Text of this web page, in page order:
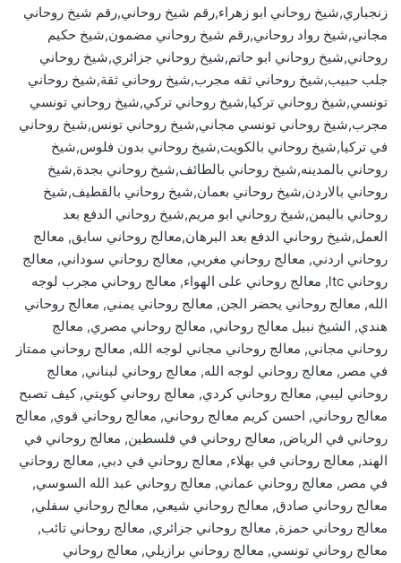
زنجباري,شيخ روحاني ابو زهراء,رقم شيخ روحاني,رقم شيخ روحاني
مجاني,شيخ رواد روحاني,رقم شيخ روحاني مضمون,شيخ حكيم
روحاني,شيخ روحاني ابو حاتم,شيخ روحاني جزائري,شيخ روحاني
جلب حبيب,شيخ روحاني ثقه مجرب,شيخ روحاني ثقة,شيخ روحاني
تونسي,شيخ روحاني تركيا,شيخ روحاني تركي,شيخ روحاني تونسي
مجرب,شيخ روحاني تونسي مجاني,شيخ روحاني تونس,شيخ روحاني
في تركيا,شيخ روحاني بالكويت,شيخ روحاني بدون فلوس,شيخ
روحاني بالمدينه,شيخ روحاني بالطائف,شيخ روحاني بجدة,شيخ
روحاني بالاردن,شيخ روحاني بعمان,شيخ روحاني بالقطيف,شيخ
روحاني باليمن,شيخ روحاني ابو مريم,شيخ روحاني الدفع بعد
العمل,شيخ روحاني الدفع بعد البرهان,معالج روحاني سابق, معالج
روحاني اردني, معالج روحاني مغربي, معالج روحاني سوداني, معالج
روحاني ltc, معالج روحاني على الهواء, معالج روحاني مجرب لوجه
الله, معالج روحاني يحضر الجن, معالج روحاني يمني, معالج روحاني
هندي, الشيخ نبيل معالج روحاني, معالج روحاني مصري, معالج
روحاني مجاني, معالج روحاني مجاني لوجه الله, معالج روحاني ممتاز
في مصر, معالج روحاني لوجه الله, معالج روحاني لبناني, معالج
روحاني ليبي, معالج روحاني كردي, معالج روحاني كويتي, كيف تصبح
معالج روحاني, احسن كريم معالج روحاني, معالج روحاني قوي, معالج
روحاني في الرياض, معالج روحاني في فلسطين, معالج روحاني في
الهند, معالج روحاني في بهلاء, معالج روحاني في دبي, معالج روحاني
في مصر, معالج روحاني عماني, معالج روحاني عبد الله السوسي,
معالج روحاني صادق, معالج روحاني شيعي, معالج روحاني سفلي,
معالج روحاني حمزة, معالج روحاني جزائري, معالج روحاني تائب,
معالج روحاني تونسي, معالج روحاني برازيلي, معالج روحاني